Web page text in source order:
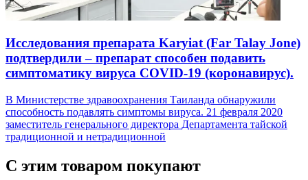
Исследования препарата Karyiat (Far Talay Jone)
подтвердили – препарат способен подавить
симптоматику вируса COVID-19 (коронавирус).
В Министерстве здравоохранения Таиланда обнаружили
способность подавлять симптомы вируса. 21 февраля 2020
заместитель генерального директора Департамента тайской
традиционной и нетрадиционной
С этим товаром покупают